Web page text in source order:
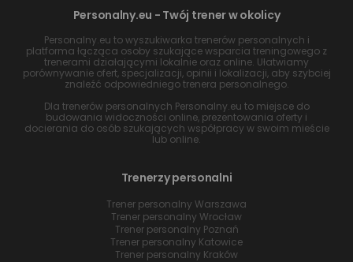
Personalny.eu - Twój trener w okolicy
Personalny.eu to wyszukiwarka trenerów personalnych i
platforma łącząca osoby szukające wsparcia treningowego z
trenerami działającymi lokalnie oraz online. Ułatwiamy
porównywanie ofert, specjalizacji, opinii i lokalizacji, aby szybciej
znaleźć odpowiedniego trenera personalnego.
Dla trenerów personalnych Personalny.eu to miejsce do
budowania widoczności online, prezentowania oferty i
docierania do osób szukających współpracy w swoim mieście
lub online.
Trenerzy personalni
Trener personalny Warszawa
Trener personalny Wrocław
Trener personalny Poznań
Trener personalny Katowice
Trener personalny Kraków